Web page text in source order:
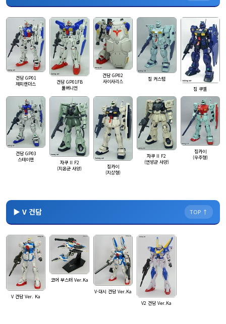
건담 GP01
제피랜더스
건담 GP01FB
풀버니언
건담 GP02
사이사리스
짐 커스텀
짐 쿠엘
건담 GP03
스테이맨
자쿠 II F2
(지온군 사양)
짐카이
(지상형)
자쿠 II F2
(연방군 사양)
짐카이
(우주형)
▶ V 건담 TOP ↑
V 건담 Ver. Ka
코어 부스터 Ver.Ka
V-대시 건담 Ver.Ka
V2 건담 Ver.Ka